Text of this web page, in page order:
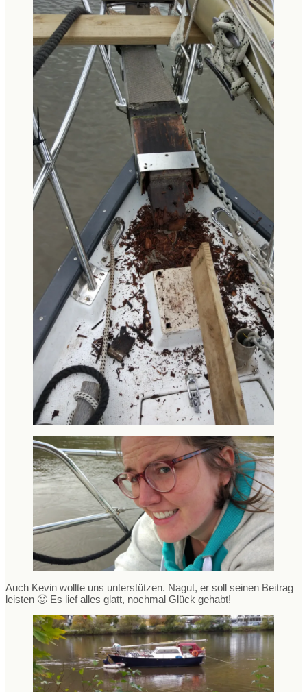
Auch Kevin wollte uns unterstützen. Nagut, er soll seinen Beitrag
leisten 🙂 Es lief alles glatt, nochmal Glück gehabt!